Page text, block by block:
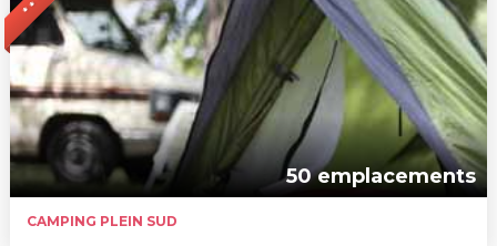
50 emplacements
CAMPING PLEIN SUD